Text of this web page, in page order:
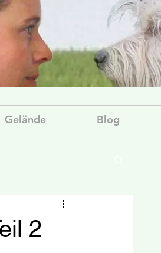
Gelände Blog
2